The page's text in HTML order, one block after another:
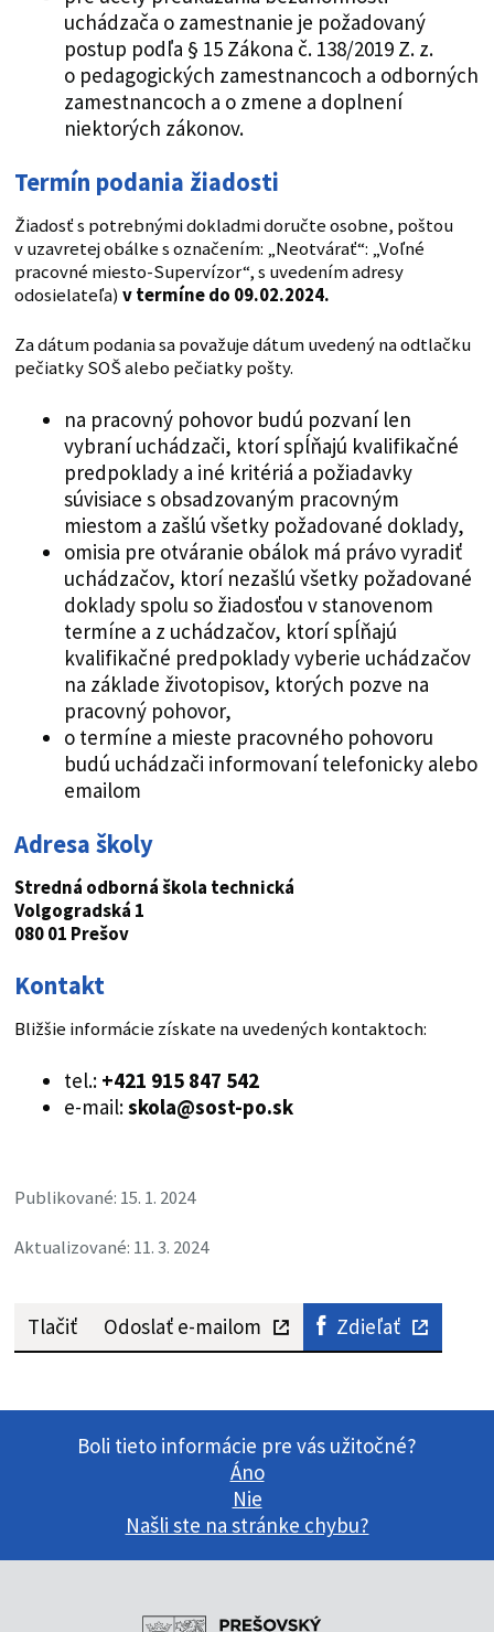
uchádzača o zamestnanie je požadovaný
postup podľa § 15 Zákona č. 138/2019 Z. z.
o pedagogických zamestnancoch a odborných
zamestnancoch a o zmene a doplnení
niektorých zákonov.
Termín podania žiadosti
Žiadosť s potrebnými dokladmi doručte osobne, poštou
v uzavretej obálke s označením: „Neotvárať“: „Voľné
pracovné miesto-Supervízor“, s uvedením adresy
odosielateľa)v termíne do 09.02.2024.
Za dátum podania sa považuje dátum uvedený na odtlačku
pečiatky SOŠ alebo pečiatky pošty.
na pracovný pohovor budú pozvaní len
vybraní uchádzači, ktorí spĺňajú kvalifikačné
predpoklady a iné kritériá a požiadavky
súvisiace s obsadzovaným pracovným
miestom a zašlú všetky požadované doklady,
omisia pre otváranie obálok má právo vyradiť
uchádzačov, ktorí nezašlú všetky požadované
doklady spolu so žiadosťou v stanovenom
termíne a z uchádzačov, ktorí spĺňajú
kvalifikačné predpoklady vyberie uchádzačov
na základe životopisov, ktorých pozve na
pracovný pohovor,
o termíne a mieste pracovného pohovoru
budú uchádzači informovaní telefonicky alebo
emailom
Adresa školy
Stredná odborná škola technická
Volgogradská 1
080 01 Prešov
Kontakt
Bližšie informácie získate na uvedených kontaktoch:
tel.: +421 915 847 542
e-mail:skola@sost-po.sk
Publikované: 15. 1. 2024
Aktualizované: 11. 3. 2024
Tlačiť Odoslať e-mailom Zdieľať
Boli tieto informácie pre vás užitočné?
Áno
Nie
Našli ste na stránke chybu?